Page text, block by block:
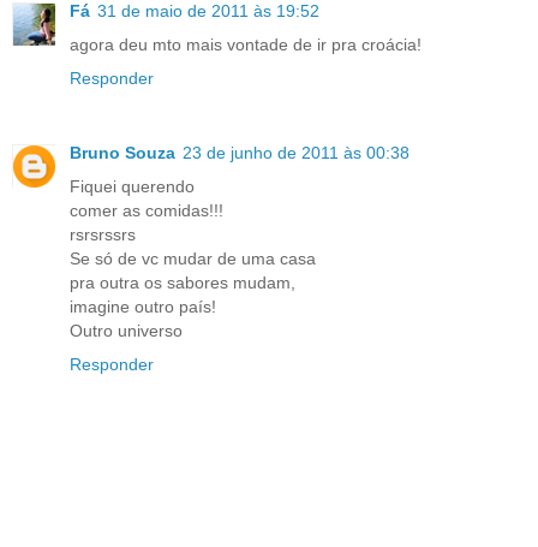
Fá 31 de maio de 2011 às 19:52
agora deu mto mais vontade de ir pra croácia!
Responder
Bruno Souza 23 de junho de 2011 às 00:38
Fiquei querendo
comer as comidas!!!
rsrsrssrs
Se só de vc mudar de uma casa
pra outra os sabores mudam,
imagine outro país!
Outro universo
Responder